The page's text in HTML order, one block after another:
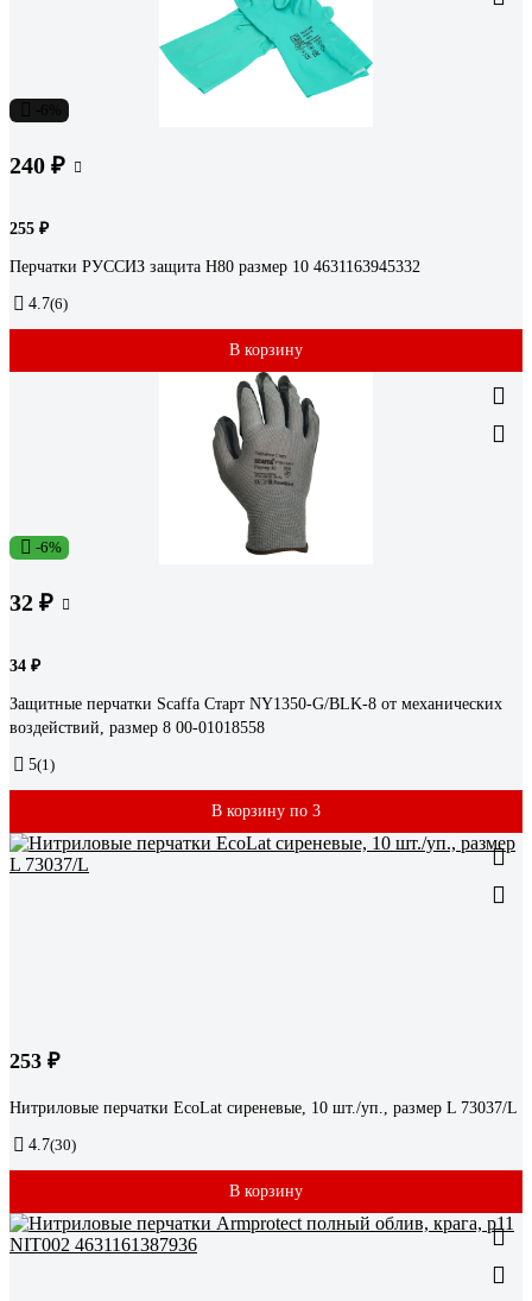
240 ₽
255 ₽
Перчатки РУССИЗ защита Н80 размер 10 4631163945332
4.7(6)
В корзину
-6%
32 ₽
34 ₽
Защитные перчатки Scaffa Старт NY1350-G/BLK-8 от механических
воздействий, размер 8 00-01018558
5(1)
В корзину по 3
253 ₽
Нитриловые перчатки EcoLat сиреневые, 10 шт./уп., размер L 73037/L
4.7(30)
В корзину